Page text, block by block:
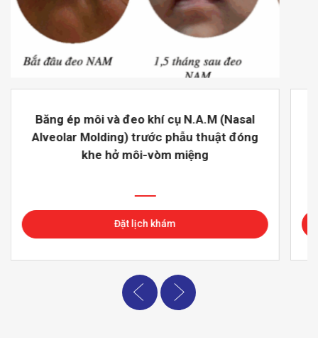
Băng ép môi và đeo khí cụ N.A.M (Nasal
Alveolar Molding) trước phẫu thuật đóng
khe hở môi-vòm miệng
Đặt lịch khám